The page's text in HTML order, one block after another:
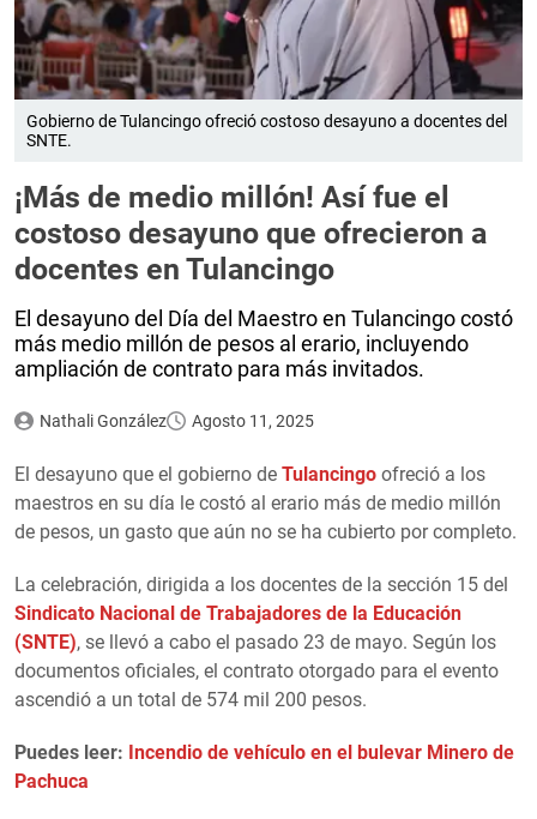
Gobierno de Tulancingo ofreció costoso desayuno a docentes del
SNTE.
¡Más de medio millón! Así fue el
costoso desayuno que ofrecieron a
docentes en Tulancingo
El desayuno del Día del Maestro en Tulancingo costó
más medio millón de pesos al erario, incluyendo
ampliación de contrato para más invitados.
Nathali González Agosto 11, 2025
El desayuno que el gobierno de Tulancingo ofreció a los
maestros en su día le costó al erario más de medio millón
de pesos, un gasto que aún no se ha cubierto por completo.
La celebración, dirigida a los docentes de la sección 15 del
Sindicato Nacional de Trabajadores de la Educación
(SNTE), se llevó a cabo el pasado 23 de mayo. Según los
documentos oficiales, el contrato otorgado para el evento
ascendió a un total de 574 mil 200 pesos.
Puedes leer: Incendio de vehículo en el bulevar Minero de
Pachuca